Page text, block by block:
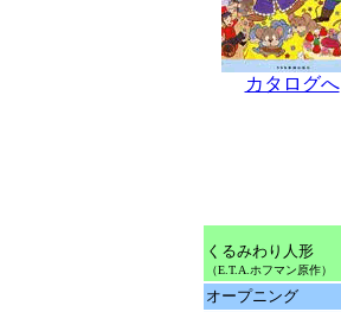
カタログへ
くるみわり人形
（E.T.A.ホフマン原作）
オープニング